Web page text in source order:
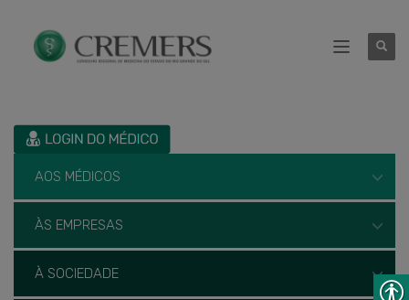
AOS MÉDICOS
ÀS EMPRESAS
À SOCIEDADE